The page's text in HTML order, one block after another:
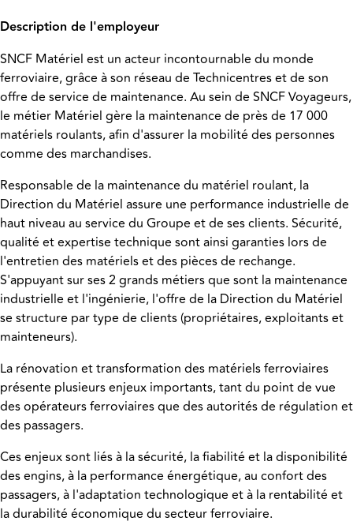
Description de l'employeur
SNCF Matériel est un acteur incontournable du monde
ferroviaire, grâce à son réseau de Technicentres et de son
offre de service de maintenance. Au sein de SNCF Voyageurs,
le métier Matériel gère la maintenance de près de 17 000
matériels roulants, afin d'assurer la mobilité des personnes
comme des marchandises.
Responsable de la maintenance du matériel roulant, la
Direction du Matériel assure une performance industrielle de
haut niveau au service du Groupe et de ses clients. Sécurité,
qualité et expertise technique sont ainsi garanties lors de
l'entretien des matériels et des pièces de rechange.
S'appuyant sur ses 2 grands métiers que sont la maintenance
industrielle et l'ingénierie, l'offre de la Direction du Matériel
se structure par type de clients (propriétaires, exploitants et
mainteneurs).
La rénovation et transformation des matériels ferroviaires
présente plusieurs enjeux importants, tant du point de vue
des opérateurs ferroviaires que des autorités de régulation et
des passagers.
Ces enjeux sont liés à la sécurité, la fiabilité et la disponibilité
des engins, à la performance énergétique, au confort des
passagers, à l'adaptation technologique et à la rentabilité et
la durabilité économique du secteur ferroviaire.